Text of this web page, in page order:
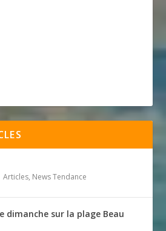
Articles, News Tendance
dimanche sur la plage Beau